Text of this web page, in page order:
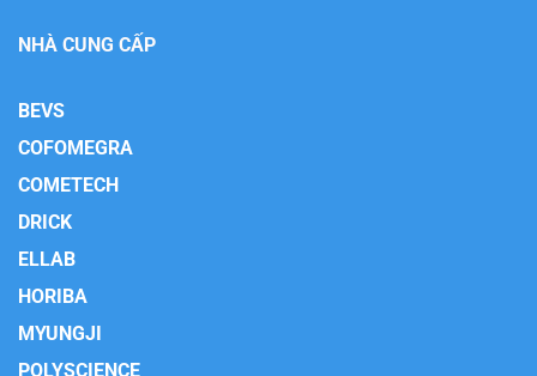
NHÀ CUNG CẤP
BEVS
COFOMEGRA
COMETECH
DRICK
ELLAB
HORIBA
MYUNGJI
POLYSCIENCE